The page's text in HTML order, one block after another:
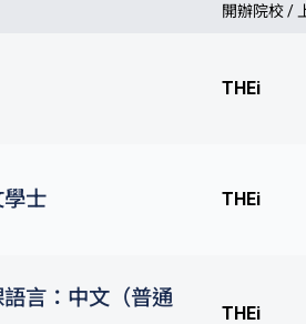
開辦院校 /
THEi
士 THEi
言：中文（普通
THEi